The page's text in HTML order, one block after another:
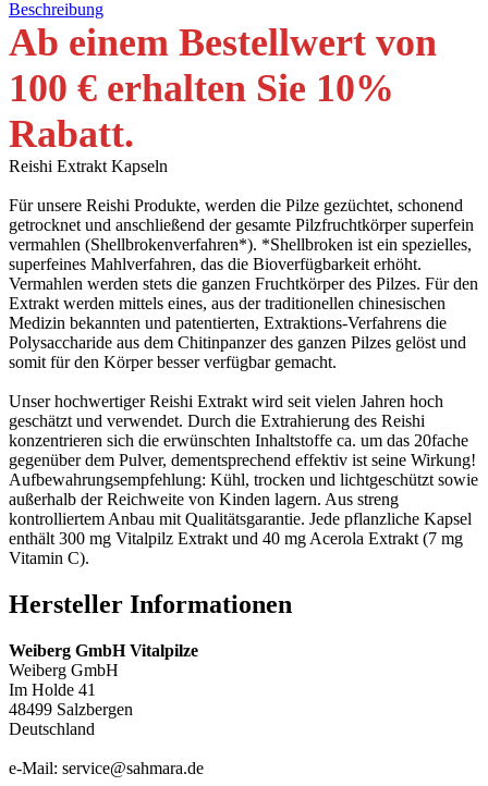
Beschreibung
Ab einem Bestellwert von
100 € erhalten Sie 10%
Rabatt.
Reishi Extrakt Kapseln
Für unsere Reishi Produkte, werden die Pilze gezüchtet, schonend
getrocknet und anschließend der gesamte Pilzfruchtkörper superfein
vermahlen (Shellbrokenverfahren*). *Shellbroken ist ein spezielles,
superfeines Mahlverfahren, das die Bioverfügbarkeit erhöht.
Vermahlen werden stets die ganzen Fruchtkörper des Pilzes. Für den
Extrakt werden mittels eines, aus der traditionellen chinesischen
Medizin bekannten und patentierten, Extraktions-Verfahrens die
Polysaccharide aus dem Chitinpanzer des ganzen Pilzes gelöst und
somit für den Körper besser verfügbar gemacht.
Unser hochwertiger Reishi Extrakt wird seit vielen Jahren hoch
geschätzt und verwendet. Durch die Extrahierung des Reishi
konzentrieren sich die erwünschten Inhaltstoffe ca. um das 20fache
gegenüber dem Pulver, dementsprechend effektiv ist seine Wirkung!
Aufbewahrungsempfehlung: Kühl, trocken und lichtgeschützt sowie
außerhalb der Reichweite von Kinden lagern. Aus streng
kontrolliertem Anbau mit Qualitätsgarantie. Jede pflanzliche Kapsel
enthält 300 mg Vitalpilz Extrakt und 40 mg Acerola Extrakt (7 mg
Vitamin C).
Hersteller Informationen
Weiberg GmbH Vitalpilze
Weiberg GmbH
Im Holde 41
48499 Salzbergen
Deutschland
e-Mail: service@sahmara.de